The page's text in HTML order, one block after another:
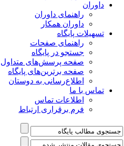
داوران
راهنمای داوران
داوران همکار
تسهیلات پایگاه
راهنمای صفحات
جستجو در پایگاه
صفحه پرسش‌های متداول
صفحه برترین‌های پایگاه
اطلاع‌رسانی به دوستان
تماس با ما
اطلاعات تماس
فرم برقراری ارتباط